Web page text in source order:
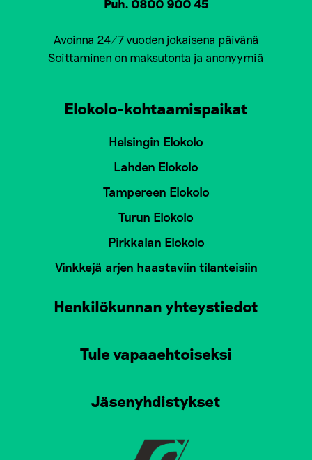
Puh. 0800 900 45
Avoinna 24/7 vuoden jokaisena päivänä
Soittaminen on maksutonta ja anonyymiä
Elokolo-kohtaamispaikat
Helsingin Elokolo
Lahden Elokolo
Tampereen Elokolo
Turun Elokolo
Pirkkalan Elokolo
Vinkkejä arjen haastaviin tilanteisiin
Henkilökunnan yhteystiedot
Tule vapaaehtoiseksi
Jäsenyhdistykset